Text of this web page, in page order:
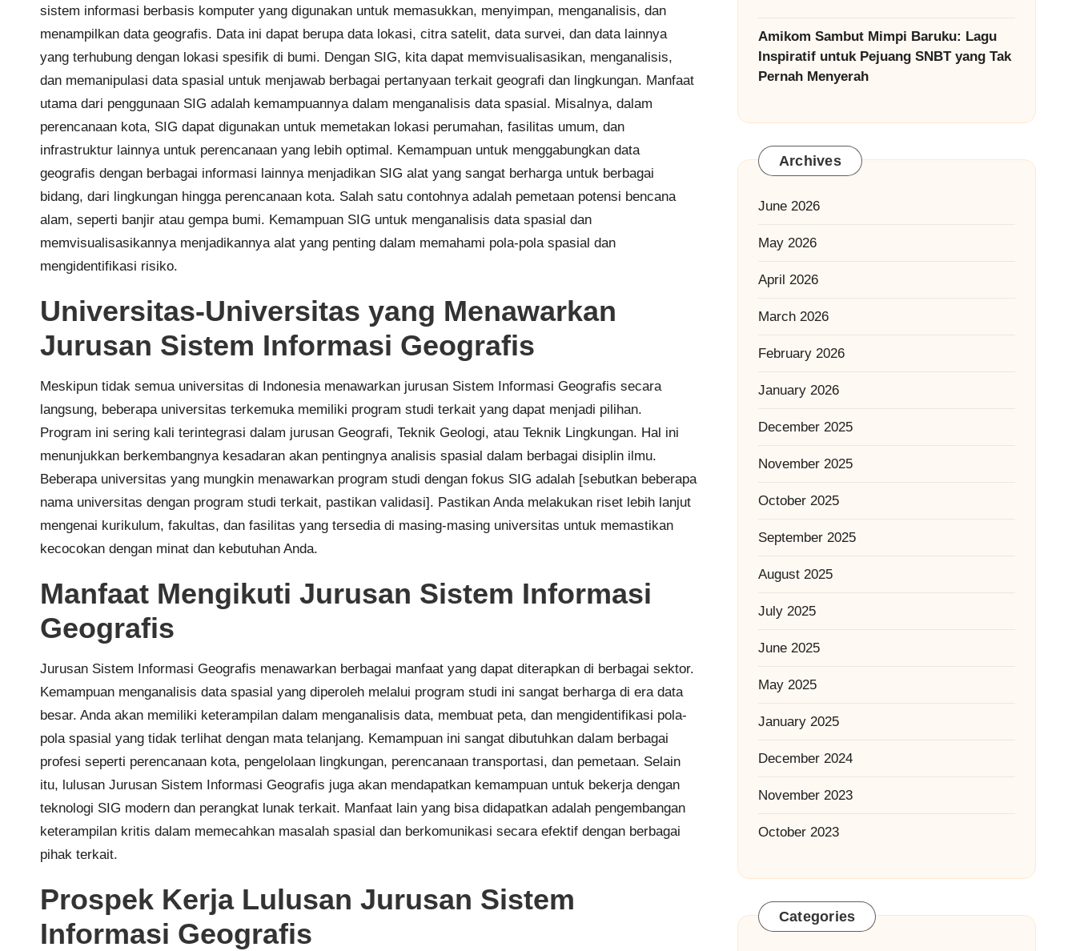
sistem informasi berbasis komputer yang digunakan untuk memasukkan, menyimpan, menganalisis, dan
menampilkan data geografis. Data ini dapat berupa data lokasi, citra satelit, data survei, dan data lainnya
yang terhubung dengan lokasi spesifik di bumi. Dengan SIG, kita dapat memvisualisasikan, menganalisis,
dan memanipulasi data spasial untuk menjawab berbagai pertanyaan terkait geografi dan lingkungan. Manfaat
utama dari penggunaan SIG adalah kemampuannya dalam menganalisis data spasial. Misalnya, dalam
perencanaan kota, SIG dapat digunakan untuk memetakan lokasi perumahan, fasilitas umum, dan
infrastruktur lainnya untuk perencanaan yang lebih optimal. Kemampuan untuk menggabungkan data
geografis dengan berbagai informasi lainnya menjadikan SIG alat yang sangat berharga untuk berbagai
bidang, dari lingkungan hingga perencanaan kota. Salah satu contohnya adalah pemetaan potensi bencana
alam, seperti banjir atau gempa bumi. Kemampuan SIG untuk menganalisis data spasial dan
memvisualisasikannya menjadikannya alat yang penting dalam memahami pola-pola spasial dan
mengidentifikasi risiko.
Universitas-Universitas yang Menawarkan
Jurusan Sistem Informasi Geografis
Meskipun tidak semua universitas di Indonesia menawarkan jurusan Sistem Informasi Geografis secara
langsung, beberapa universitas terkemuka memiliki program studi terkait yang dapat menjadi pilihan.
Program ini sering kali terintegrasi dalam jurusan Geografi, Teknik Geologi, atau Teknik Lingkungan. Hal ini
menunjukkan berkembangnya kesadaran akan pentingnya analisis spasial dalam berbagai disiplin ilmu.
Beberapa universitas yang mungkin menawarkan program studi dengan fokus SIG adalah [sebutkan beberapa
nama universitas dengan program studi terkait, pastikan validasi]. Pastikan Anda melakukan riset lebih lanjut
mengenai kurikulum, fakultas, dan fasilitas yang tersedia di masing-masing universitas untuk memastikan
kecocokan dengan minat dan kebutuhan Anda.
Manfaat Mengikuti Jurusan Sistem Informasi
Geografis
Jurusan Sistem Informasi Geografis menawarkan berbagai manfaat yang dapat diterapkan di berbagai sektor.
Kemampuan menganalisis data spasial yang diperoleh melalui program studi ini sangat berharga di era data
besar. Anda akan memiliki keterampilan dalam menganalisis data, membuat peta, dan mengidentifikasi pola-
pola spasial yang tidak terlihat dengan mata telanjang. Kemampuan ini sangat dibutuhkan dalam berbagai
profesi seperti perencanaan kota, pengelolaan lingkungan, perencanaan transportasi, dan pemetaan. Selain
itu, lulusan Jurusan Sistem Informasi Geografis juga akan mendapatkan kemampuan untuk bekerja dengan
teknologi SIG modern dan perangkat lunak terkait. Manfaat lain yang bisa didapatkan adalah pengembangan
keterampilan kritis dalam memecahkan masalah spasial dan berkomunikasi secara efektif dengan berbagai
pihak terkait.
Prospek Kerja Lulusan Jurusan Sistem
Informasi Geografis
Amikom Sambut Mimpi Baruku: Lagu
Inspiratif untuk Pejuang SNBT yang Tak
Pernah Menyerah
Archives
June 2026
May 2026
April 2026
March 2026
February 2026
January 2026
December 2025
November 2025
October 2025
September 2025
August 2025
July 2025
June 2025
May 2025
January 2025
December 2024
November 2023
October 2023
Categories